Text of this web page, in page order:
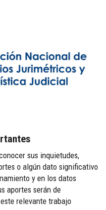
sus inquietudes,
o algún dato significativo
y en los datos
aportes serán de
relevante trabajo